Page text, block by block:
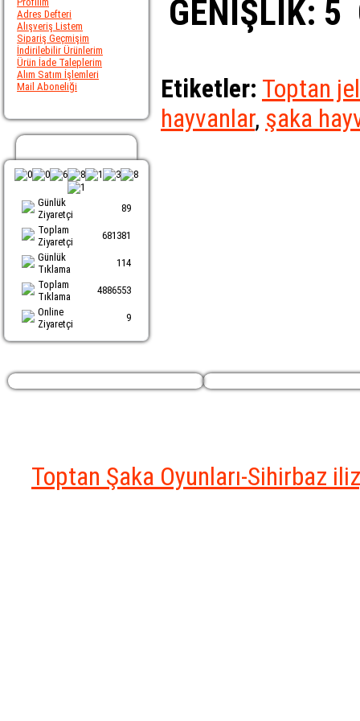
Adres Defteri
Alışveriş Listem
Sipariş Geçmişim
İndirilebilir Ürünlerim
Ürün İade Taleplerim
Alım Satım İşlemleri
Mail Aboneliği
Günlük
Ziyaretçi
89
Toplam
Ziyaretçi
681381
Günlük
Tıklama
114
Toplam
Tıklama
4886553
Online
Ziyaretçi
9
GENİŞLİK: 5
Etiketler: Toptan
hayvanlar, şaka
Toptan Şaka Oyunları-Sihirbaz